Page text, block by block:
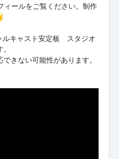
ールをご覧ください。制作
キャスト安定板 スタジオ
きない可能性があります。